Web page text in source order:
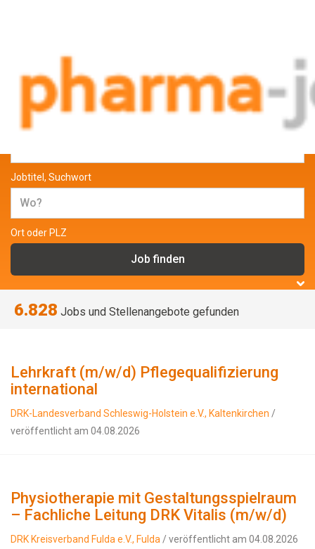
Jobs und Stellenangebote aus der
Pharmabranche
Jobtitel, Suchwort
Ort oder PLZ
6.828 Jobs und Stellenangebote gefunden
Lehrkraft (m/w/d) Pflegequalifizierung
international
DRK-Landesverband Schleswig-Holstein e.V., Kaltenkirchen /
veröffentlicht am 04.08.2026
Physiotherapie mit Gestaltungsspielraum
– Fachliche Leitung DRK Vitalis (m/w/d)
DRK Kreisverband Fulda e.V., Fulda / veröffentlicht am 04.08.2026